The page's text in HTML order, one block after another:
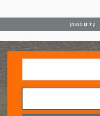
קידום ממומן